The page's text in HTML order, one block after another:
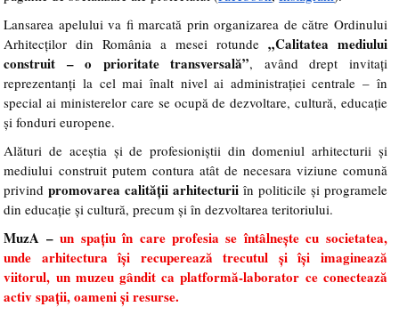
Lansarea apelului va fi marcată prin organizarea de către Ordinului
Arhitecților din România a mesei rotunde „Calitatea mediului
construit – o prioritate transversală”, având drept invitați
reprezentanți la cel mai înalt nivel ai administrației centrale – în
special ai ministerelor care se ocupă de dezvoltare, cultură, educație
și fonduri europene.
Alături de aceștia și de profesioniștii din domeniul arhitecturii și
mediului construit putem contura atât de necesara viziune comună
privindpromovarea calității arhitecturiiîn politicile și programele
din educație și cultură, precum și în dezvoltarea teritoriului.
MuzA –un spațiu în care profesia se întâlnește cu societatea,
unde arhitectura își recuperează trecutul și își imaginează
viitorul, un muzeu gândit ca platformă-laborator ce conectează
activ spații, oameni și resurse.